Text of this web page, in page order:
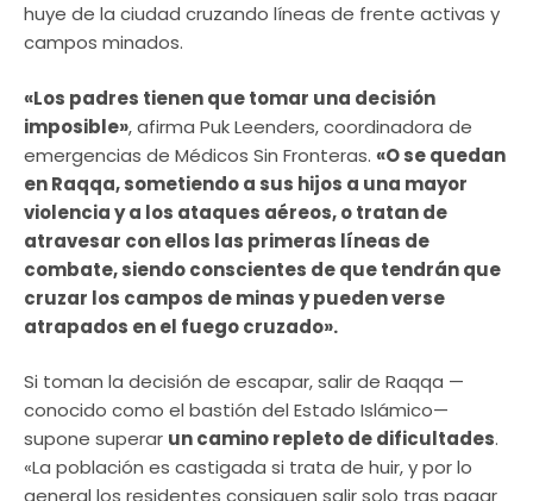
huye de la ciudad cruzando líneas de frente activas y
campos minados.
«Los padres tienen que tomar una decisión
imposible», afirma Puk Leenders, coordinadora de
emergencias de Médicos Sin Fronteras. «O se quedan
en Raqqa, sometiendo a sus hijos a una mayor
violencia y a los ataques aéreos, o tratan de
atravesar con ellos las primeras líneas de
combate, siendo conscientes de que tendrán que
cruzar los campos de minas y pueden verse
atrapados en el fuego cruzado».
Si toman la decisión de escapar, salir de Raqqa —
conocido como el bastión del Estado Islámico—
supone superar un camino repleto de dificultades.
«La población es castigada si trata de huir, y por lo